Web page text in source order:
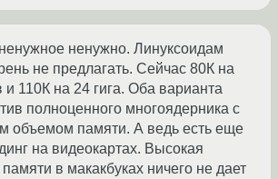
ненужно. Линуксоидам
не предлагать. Сейчас 80К на
и 110К на 24 гига. Оба варианта
полноценного многоядерника с
объемом памяти. А ведь есть еще
на видеокартах. Высокая
памяти в макакбуках ничего не дает